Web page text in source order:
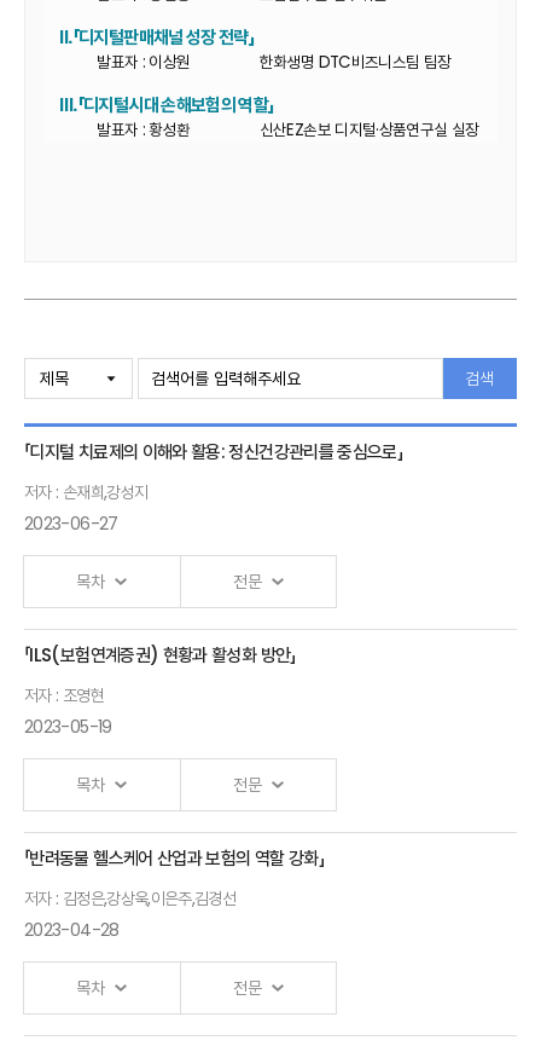
Ⅱ.「디지털판매채널 성장 전략」
발표자 : 이상원 한화생명 DTC비즈니스팀 팀장
Ⅲ.「디지털시대 손해보험의 역할」
발표자 : 황성환 신산EZ손보 디지털·상품연구실 실장
검색
「디지털 치료제의 이해와 활용: 정신건강관리를 중심으로」
저자 : 손재희,강성지
2023-06-27
목차 전문
디지털
활용
손재희
연구위원
치료제를
활용한
정신건강관리
「ILS(보험연계증권) 현황과 활성화 방안」
저자 : 조영현
2023-05-19
목차 전문
ILS(보험연계증권)
현황과 주요 이슈
연구위원
「반려동물 헬스케어 산업과 보험의 역할 강화」
저자 : 김정은,강상욱,이은주,김경선
2023-04-28
목차 전문